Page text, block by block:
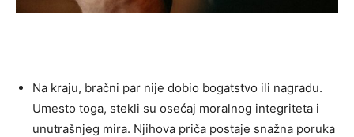
Na kraju, bračni par nije dobio bogatstvo ili nagradu.
Umesto toga, stekli su osećaj moralnog integriteta i
unutrašnjeg mira. Njihova priča postaje snažna poruka